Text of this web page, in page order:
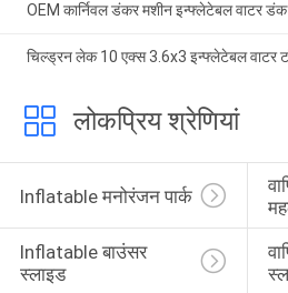
OEM कार्निवल डंकर मशीन इन्फ्लेटेबल वाटर
चिल्ड्रन लेक 10 एक्स 3.6x3 इन्फ्लेटेबल वाटर
लोकप्रिय श्रेणियां
Inflatable मनोरंजन पार्क
Inflatable बाउंसर
स्लाइड